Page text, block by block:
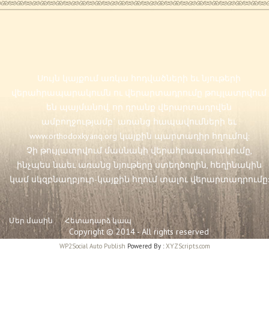
Սույն կայքում առկա հոդվածների եւ նյութերի
վերահրապարակումն ու վերարտադրումը թույլատրվում
են պայմանով, որ դրանք վերարտադրվեն
ամբողջությամբ` առանց հապավումների եւ
www.orthodoxkyanq.org կայքին պարտադիր հղումով:
Չի թույլատրվում մասնակի վերահրապարակումը,
ինչպես նաեւ առանց նյութերը ստեղծողին, հեղինակին
կամ սկզբնաղբյուր-կայքին հղում տալու վերարտադրումը:
Մեր մասին Հետադարձ կապ
Copyright © 2014 - All rights reserved
WP2Social Auto Publish Powered By :XYZScripts.com